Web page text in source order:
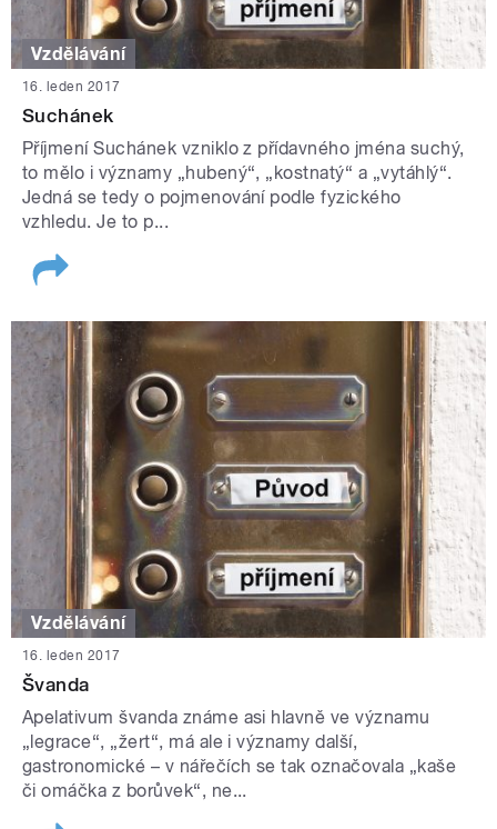
Vzdělávání
16. leden 2017
Suchánek
Příjmení Suchánek vzniklo z přídavného jména suchý,
to mělo i významy „hubený“, „kostnatý“ a „vytáhlý“.
Jedná se tedy o pojmenování podle fyzického
vzhledu. Je to p...
Vzdělávání
16. leden 2017
Švanda
Apelativum švanda známe asi hlavně ve významu
„legrace“, „žert“, má ale i významy další,
gastronomické – v nářečích se tak označovala „kaše
či omáčka z borůvek“, ne...